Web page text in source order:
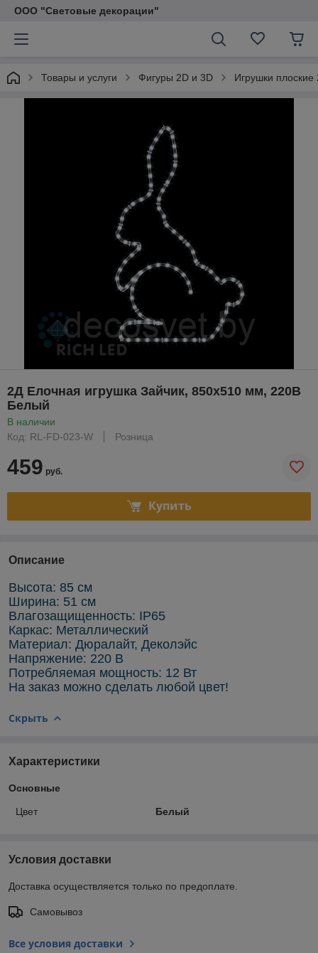
ООО "Световые декорации"
Товары и услуги Фигуры 2D и 3D Игрушки плоские
2Д Елочная игрушка Зайчик, 850х510 мм, 220В
Белый
В наличии
Код: RL-FD-023-W
Розница
459 руб.
Купить
Описание
Высота: 85 см
Ширина: 51 см
Влагозащищенность: IP65
Каркас: Металлический
Материал: Дюралайт, Деколэйс
Напряжение: 220 В
Потребляемая мощность: 12 Вт
На заказ можно сделать любой цвет!
Скрыть
Характеристики
Основные
Цвет Белый
Условия доставки
Доставка осуществляется только по предоплате.
Самовывоз
Все условия доставки